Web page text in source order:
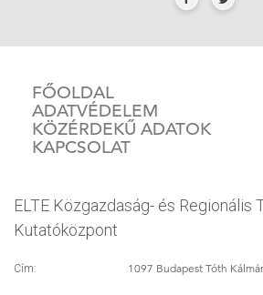
FŐOLDAL
ADATVÉDELEM
KÖZÉRDEKŰ ADATOK
KAPCSOLAT
ELTE Közgazdaság- és Regionális
Kutatóközpont
Cím: 1097 Budapest Tóth